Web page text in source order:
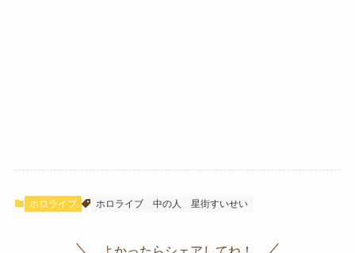
ホロライブ ホロライブ 中の人 星街すいせい